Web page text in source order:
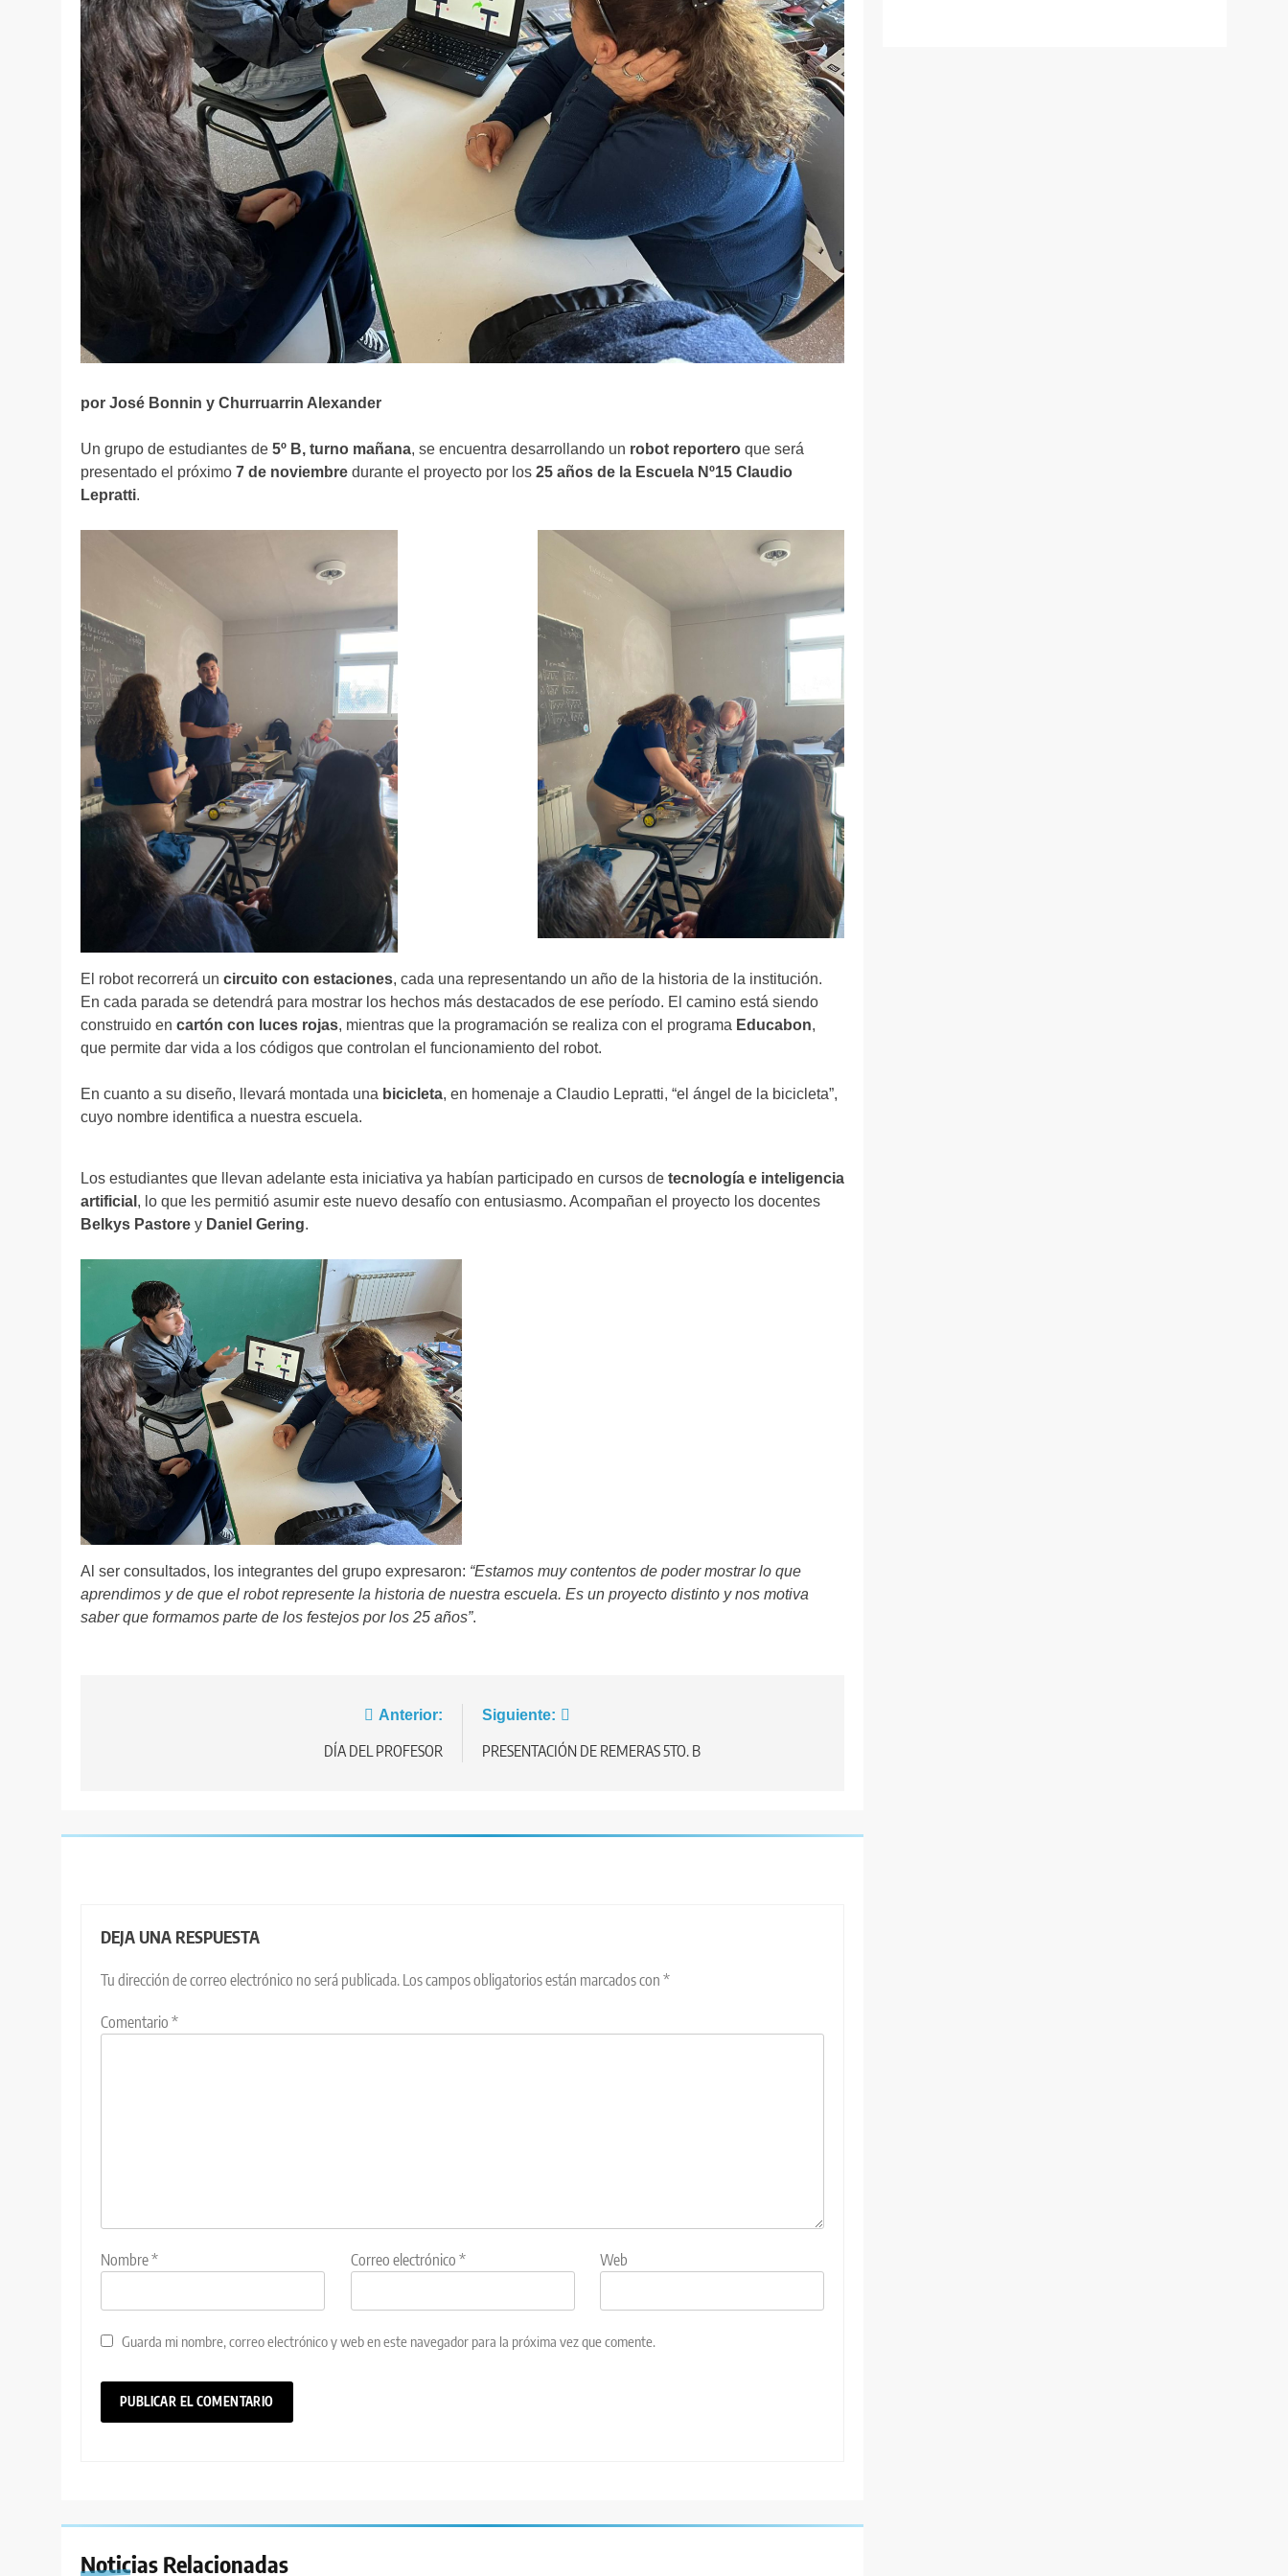
por José Bonnin y Churruarrin Alexander
Un grupo de estudiantes de 5º B, turno mañana, se encuentra desarrollando un robot reportero que será
presentado el próximo 7 de noviembre durante el proyecto por los 25 años de la Escuela Nº15 Claudio
Lepratti.
El robot recorrerá un circuito con estaciones, cada una representando un año de la historia de la institución.
En cada parada se detendrá para mostrar los hechos más destacados de ese período. El camino está siendo
construido en cartón con luces rojas, mientras que la programación se realiza con el programa Educabon,
que permite dar vida a los códigos que controlan el funcionamiento del robot.
En cuanto a su diseño, llevará montada una bicicleta, en homenaje a Claudio Lepratti, “el ángel de la bicicleta”,
cuyo nombre identifica a nuestra escuela.
Los estudiantes que llevan adelante esta iniciativa ya habían participado en cursos de tecnología e inteligencia
artificial , lo que les permitió asumir este nuevo desafío con entusiasmo. Acompañan el proyecto los docentes
Belkys Pastore y Daniel Gering.
Al ser consultados, los integrantes del grupo expresaron: “Estamos muy contentos de poder mostrar lo que
aprendimos y de que el robot represente la historia de nuestra escuela. Es un proyecto distinto y nos motiva
saber que formamos parte de los festejos por los 25 años”.
Anterior:
DÍA DEL PROFESOR
Siguiente:
PRESENTACIÓN DE REMERAS 5TO. B
DEJA UNA RESPUESTA
Tu dirección de correo electrónico no será publicada. Los campos obligatorios están marcados con *
Comentario *
Nombre* Correo electrónico * Web
Guarda mi nombre, correo electrónico y web en este navegador para la próxima vez que comente.
Noticias Relacionadas